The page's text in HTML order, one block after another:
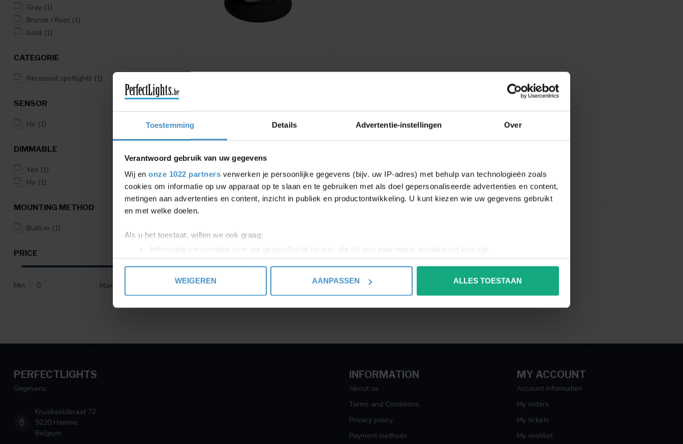
Toestemming Details Advertentie-instellingen Over
Verantwoord gebruik van uw gegevens
Wij en onze 1022 partners verwerken je persoonlijke gegevens (bijv. uw IP-adres) met behulp van technologieën zoals
cookies om informatie op uw apparaat op te slaan en te gebruiken met als doel gepersonaliseerde advertenties en content,
metingen aan advertenties en content, inzicht in publiek en productontwikkeling. U kunt kiezen wie uw gegevens gebruikt
en met welke doelen.
Als u het toestaat, willen we ook graag:
Informatie verzamelen over uw geografische locatie, die tot een paar meter nauwkeurig kan zijn
Uw apparaat identificeren door het actief te scannen op specifieke eigenschappen (fingerprinting)
toestemming op elk moment wijzigen of intrekken in de Cookieverklaring.
WEIGEREN AANPASSEN ALLES TOESTAAN
Gray (1)
Bronze / Rust (1)
Gold (1)
CATEGORIE
Recessed spotlights (1)
SENSOR
No (1)
DIMMABLE
Yes (1)
No (1)
MOUNTING METHOD
Built-in (1)
PRICE
Min Max
Available in white, black, gold, silver gray
or bronze
€125,36 €110,31
Compare
Showing1- 1of 1
PERFECTLIGHTS
Gegevens:
Kruisbeeldsraat 72
9220 Hamme
Belgium
INFORMATION
About us
Terms and Conditions
Privacy policy
Payment methods
MY ACCOUNT
Account information
My orders
My tickets
My wishlist